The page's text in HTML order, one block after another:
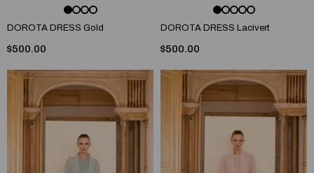
DOROTA DRESS Gold
$500.00
DOROTA DRESS Lacivert
$500.00